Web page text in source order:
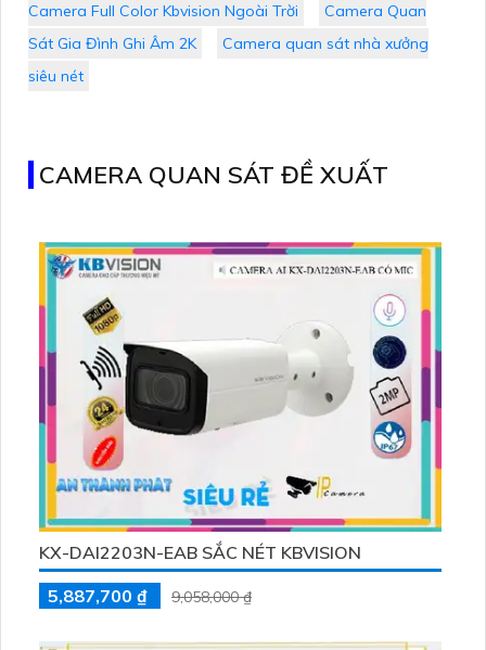
Camera Full Color Kbvision Ngoài Trời
Camera Quan
Sát Gia Đình Ghi Âm 2K
Camera quan sát nhà xưởng
siêu nét
CAMERA QUAN SÁT ĐỀ XUẤT
KX-DAI2203N-EAB SẮC NÉT KBVISION
5,887,700 ₫
9,058,000 ₫